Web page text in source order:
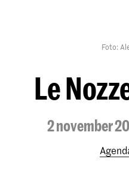
Foto:
Le
2 november